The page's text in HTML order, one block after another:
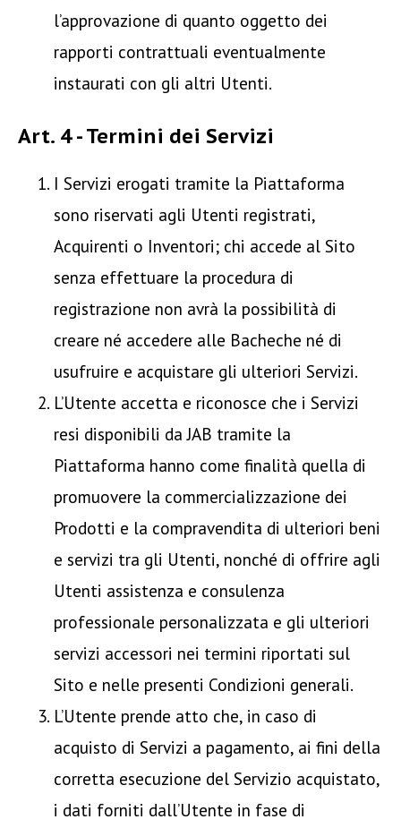
l’approvazione di quanto oggetto dei
rapporti contrattuali eventualmente
instaurati con gli altri Utenti.
Art. 4 - Termini dei Servizi
I Servizi erogati tramite la Piattaforma
sono riservati agli Utenti registrati,
Acquirenti o Inventori; chi accede al Sito
senza effettuare la procedura di
registrazione non avrà la possibilità di
creare né accedere alle Bacheche né di
usufruire e acquistare gli ulteriori Servizi.
L’Utente accetta e riconosce che i Servizi
resi disponibili da JAB tramite la
Piattaforma hanno come finalità quella di
promuovere la commercializzazione dei
Prodotti e la compravendita di ulteriori beni
e servizi tra gli Utenti, nonché di offrire agli
Utenti assistenza e consulenza
professionale personalizzata e gli ulteriori
servizi accessori nei termini riportati sul
Sito e nelle presenti Condizioni generali.
L’Utente prende atto che, in caso di
acquisto di Servizi a pagamento, ai fini della
corretta esecuzione del Servizio acquistato,
i dati forniti dall’Utente in fase di